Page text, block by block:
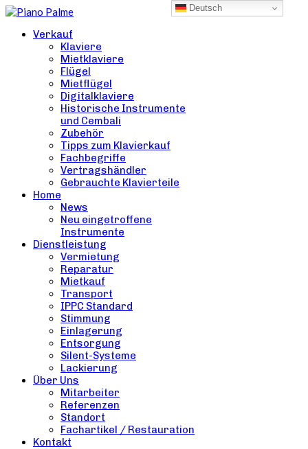
Verkauf
Klaviere
Mietklaviere
Flügel
Mietflügel
Digitalklaviere
Historische Instrumente
und Cembali
Zubehör
Tipps zum Klavierkauf
Fachbegriffe
Vertragshändler
Gebrauchte Klavierteile
Home
News
Neu eingetroffene
Instrumente
Dienstleistung
Vermietung
Reparatur
Mietkauf
Transport
IPPC Standard
Stimmung
Einlagerung
Entsorgung
Silent-Systeme
Lackierung
Über Uns
Mitarbeiter
Referenzen
Standort
Fachartikel / Restauration
Kontakt
Deutsch